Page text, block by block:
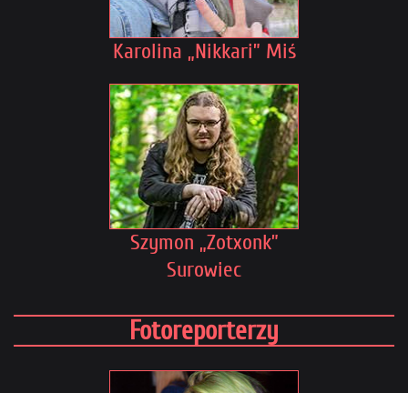
Karolina „Nikkari” Miś
Szymon „Zotxonk”
Surowiec
Fotoreporterzy